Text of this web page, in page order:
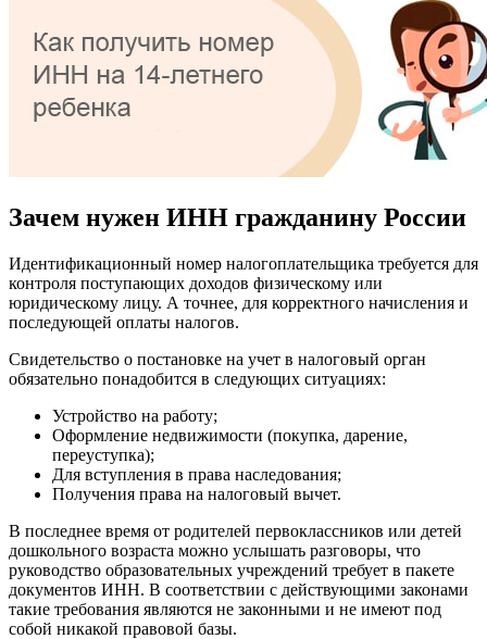
Зачем нужен ИНН гражданину России
Идентификационный номер налогоплательщика требуется для
контроля поступающих доходов физическому или
юридическому лицу. А точнее, для корректного начисления и
последующей оплаты налогов.
Свидетельство о постановке на учет в налоговый орган
обязательно понадобится в следующих ситуациях:
Устройство на работу;
Оформление недвижимости (покупка, дарение,
переуступка);
Для вступления в права наследования;
Получения права на налоговый вычет.
В последнее время от родителей первоклассников или детей
дошкольного возраста можно услышать разговоры, что
руководство образовательных учреждений требует в пакете
документов ИНН. В соответствии с действующими законами
такие требования являются не законными и не имеют под
собой никакой правовой базы.